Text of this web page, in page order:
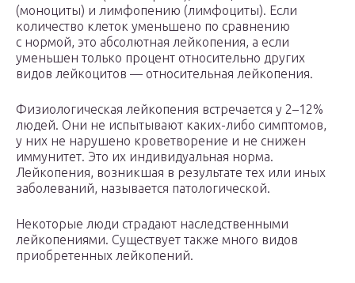
(моноциты) и лимфопению (лимфоциты). Если
количество клеток уменьшено по сравнению
с нормой, это абсолютная лейкопения, а если
уменьшен только процент относительно других
видов лейкоцитов — относительная лейкопения.
Физиологическая лейкопения встречается у 2–12%
людей. Они не испытывают каких-либо симптомов,
у них не нарушено кроветворение и не снижен
иммунитет. Это их индивидуальная норма.
Лейкопения, возникшая в результате тех или иных
заболеваний, называется патологической.
Некоторые люди страдают наследственными
лейкопениями. Существует также много видов
приобретенных лейкопений.